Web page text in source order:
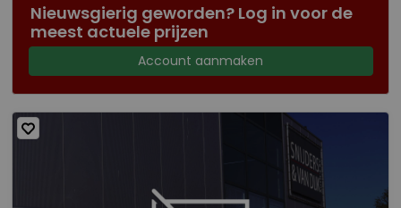
Nieuwsgierig geworden? Log in voor de
meest actuele prijzen
Account aanmaken